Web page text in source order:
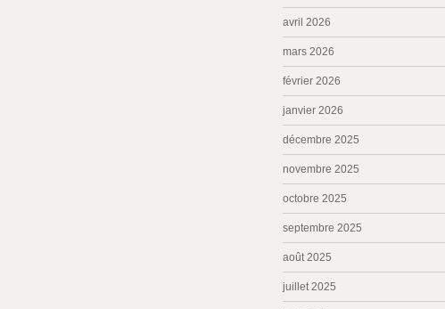
avril 2026
mars 2026
février 2026
janvier 2026
décembre 2025
novembre 2025
octobre 2025
septembre 2025
août 2025
juillet 2025